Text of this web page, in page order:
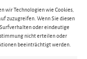
wir Technologien wie Cookies,
zuzugreifen. Wenn Sie diesen
oder eindeutige
nicht erteilen oder
beeinträchtigt werden.